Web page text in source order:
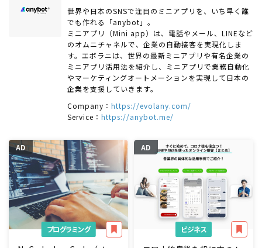
世界や日本のSNSで注目のミニアプリを、いち早く誰
でも作れる「anybot」。
ミニアプリ（Mini app）は、電話やメール、LINEなど
のオムニチャネルで、企業の自動接客を実現化しま
す。エボラニは、世界の最新ミニアプリや有名企業の
ミニアプリ活用法を紹介し、ミニアプリで業務自動化
やマーケティングオートメーションを実現して日本の
企業を支援していきます。
Company： https://evolany.com/
Service： https://anybot.me/
AD
プログラミング
AD
ビジネス